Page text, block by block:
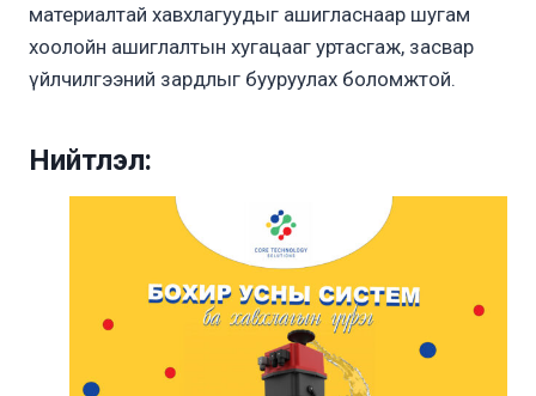
материалтай хавхлагуудыг ашигласнаар шугам
хоолойн ашиглалтын хугацааг уртасгаж, засвар
үйлчилгээний зардлыг бууруулах боломжтой.
Нийтлэл: